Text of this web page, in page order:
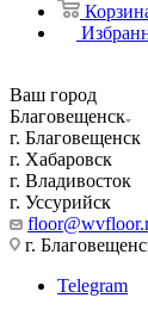
Ваш город
Благовещенск
г. Благовещенск
г. Хабаровск
г. Владивосток
г. Уссурийск
г.
Telegram